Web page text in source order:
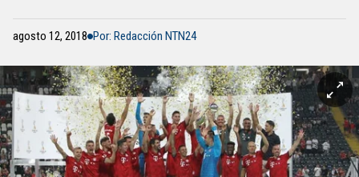
agosto 12, 2018 Por: Redacción NTN24